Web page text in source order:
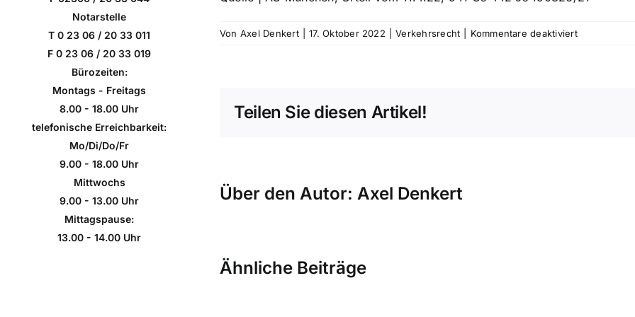
Notarstelle
T 0 23 06 / 20 33 011
F 0 23 06 / 20 33 019
Bürozeiten:
Montags - Freitags
8.00 - 18.00 Uhr
telefonische Erreichbarkeit:
Mo/Di/Do/Fr
9.00 - 18.00 Uhr
Mittwochs
9.00 - 13.00 Uhr
Mittagspause:
13.00 - 14.00 Uhr
Von Axel Denkert 17. Oktober 2022 Verkehrsrecht Kommentare deaktiviertfür
Teilen Sie diesen Artikel!
Über den Autor: Axel Denkert
Ähnliche Beiträge